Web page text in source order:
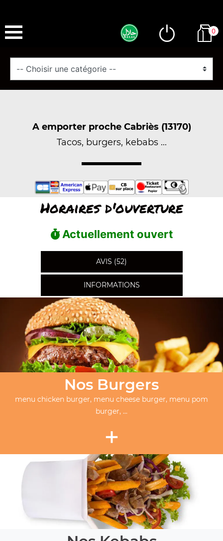
0
A emporter proche Cabriès (13170)
Tacos, burgers, kebabs ...
Horaires d'ouverture
Actuellement ouvert
AVIS (52)
INFORMATIONS
Nos Burgers
menu chicken burger, menu cheese burger, menu pom
burger, ...
+